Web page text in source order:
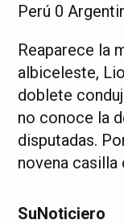
Perú 0
Reaparece la
albiceleste,
doblete
no conoce la
disputadas.
novena casilla
SuNoticiero